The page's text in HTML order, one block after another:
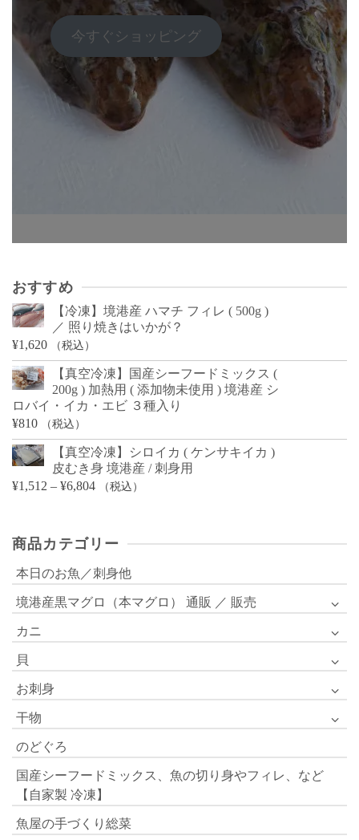
今すぐショッピング
おすすめ
【冷凍】境港産 ハマチ フィレ ( 500g )
／ 照り焼きはいかが？
¥1,620 （税込）
【真空冷凍】国産シーフードミックス (
200g ) 加熱用 ( 添加物未使用 ) 境港産 シ
ロバイ・イカ・エビ ３種入り
¥810 （税込）
【真空冷凍】シロイカ ( ケンサキイカ )
皮むき身 境港産 / 刺身用
¥1,512 – ¥6,804価
¥1,512
¥6,804
（税込）
商品カテゴリー
本日のお魚／刺身他
境港産黒マグロ（本マグロ） 通販 ／ 販売
カニ
貝
お刺身
干物
のどぐろ
国産シーフードミックス、魚の切り身やフィレ、など
【自家製 冷凍】
魚屋の手づくり総菜